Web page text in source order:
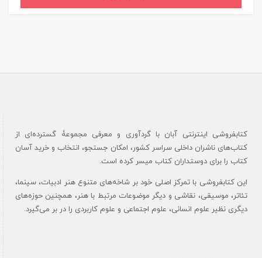
کتابفروشی اینترنتی آبان با گردآوری و معرفی مجموعۀ گسترده‌ای از
کتاب‌های ناشران داخلی سراسر کشور، امکان جستجو، انتخاب و خرید آسان
کتاب را برای دوستداران کتاب میسر کرده است.
این کتابفروشی با تمرکز اصلی خود بر شاخه‌های متنوع هنر ادبیات، سینما،
تئاتر، موسیقی، نقاشی و دیگر موضوعات مرتبط با هنر، همچنین حوزه‌های
دیگری نظیر علوم انسانی، علوم اجتماعی و علوم کاربردی را در بر می‌گیرد.